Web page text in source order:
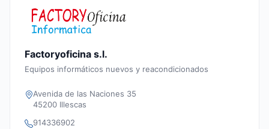
Factoryoficina s.l.
Equipos informáticos nuevos y reacondicionados
Avenida de las Naciones 35
45200 Illescas
914336902